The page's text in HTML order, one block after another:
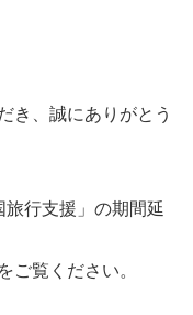
き、誠にありがとう
行支援」の期間延
ご覧ください。